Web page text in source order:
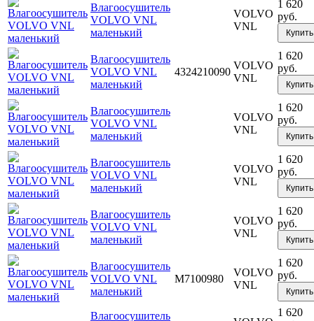
Влагоосушитель
VOLVO VNL
маленький
VOLVO
VNL
1 620
руб.
Купить
Влагоосушитель
VOLVO VNL
маленький
4324210090
VOLVO
VNL
1 620
руб.
Купить
Влагоосушитель
VOLVO VNL
маленький
VOLVO
VNL
1 620
руб.
Купить
Влагоосушитель
VOLVO VNL
маленький
VOLVO
VNL
1 620
руб.
Купить
Влагоосушитель
VOLVO VNL
маленький
VOLVO
VNL
1 620
руб.
Купить
Влагоосушитель
VOLVO VNL
маленький
M7100980
VOLVO
VNL
1 620
руб.
Купить
Влагоосушитель
1 620